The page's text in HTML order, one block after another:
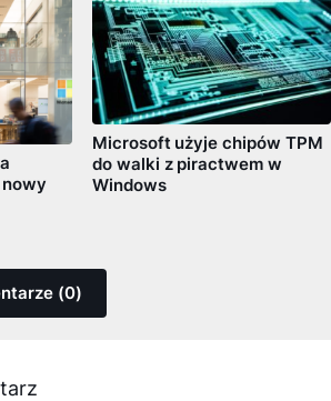
Microsoft użyje chipów TPM
do walki z piractwem w
Windows
(0)